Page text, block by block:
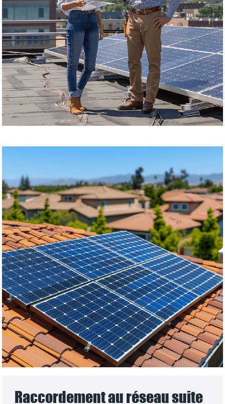
Raccordement au réseau suite